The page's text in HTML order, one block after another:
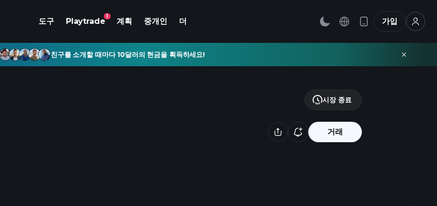
도구 Playtrade
1
계획 중개인 더 가입
친구를 소개할 때마다 10달러의 현금을 획득하세요!
거래
시장 종료